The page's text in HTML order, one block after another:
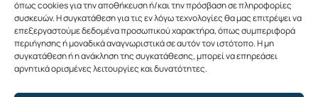
όπως cookies για την αποθήκευση ή/και την πρόσβαση σε πληροφορίες
συσκευών. Η συγκατάθεση για τις εν λόγω τεχνολογίες θα μας επιτρέψει να
επεξεργαστούμε δεδομένα προσωπικού χαρακτήρα, όπως συμπεριφορά
περιήγησης ή μοναδικά αναγνωριστικά σε αυτόν τον ιστότοπο. Η μη
συγκατάθεση ή η ανάκληση της συγκατάθεσης, μπορεί να επηρεάσει
αρνητικά ορισμένες λειτουργίες και δυνατότητες.
Επικοινωνία
Πολιτική Προστασίας Προσωπικών Δεδομένων
Πολιτική Cookies (ΕΕ)